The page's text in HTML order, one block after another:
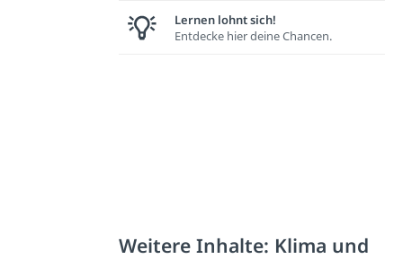
Lernen lohnt sich!
Entdecke hier deine Chancen.
Weitere Inhalte: Klima und